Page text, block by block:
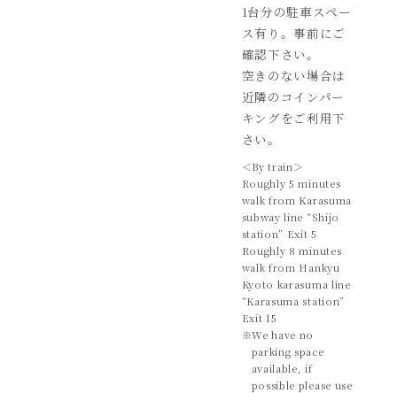
1台分の駐車スペー
ス有り。事前にご
確認下さい。
空きのない場合は
近隣のコインパー
キングをご利用下
さい。
＜By train＞
Roughly 5 minutes
walk from Karasuma
subway line “Shijo
station” Exit 5
Roughly 8 minutes
walk from Hankyu
Kyoto karasuma line
“Karasuma station”
Exit 15
※We have no
parking space
available, if
possible please use